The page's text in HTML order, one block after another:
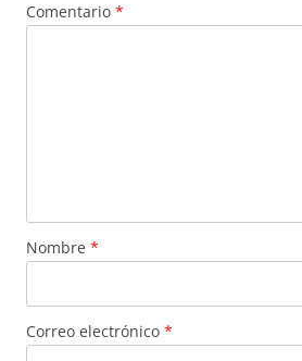
Comentario *
Nombre *
Correo electrónico *